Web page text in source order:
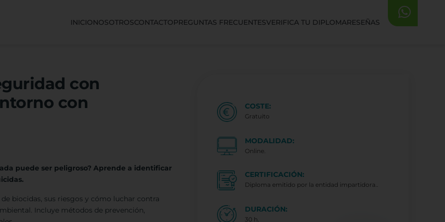
INICIONOSOTROSCONTACTOPREGUNTAS FRECUENTESVERIFICA TU DIPLOMARESEÑAS
con
con
puede ser peligroso? Aprende a identificar
biocidas, sus riesgos y cómo luchar contra
Incluye métodos de prevención,
COSTE:
Gratuito
MODALIDAD:
Online.
CERTIFICACIÓN:
Diploma emitido por la entidad impartidora..
DURACIÓN:
30 h.